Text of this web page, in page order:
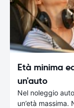
Età minima
un'auto
Nel noleggio
un’età